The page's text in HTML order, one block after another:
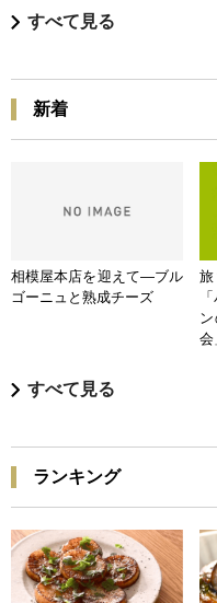
すべて見る
新着
相模屋本店を迎えて―ブル
ゴーニュと熟成チーズ
会
すべて見る
ランキング